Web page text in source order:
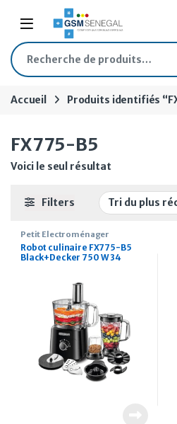
Skip to navigation
Skip to content
Open
Recherche pour :
Accueil Produits identifiés
FX775-B5
Voici le seul résultat
Filters
Petit Électroménager
Robot culinaire FX775-B5
Black+Decker 750 W 34